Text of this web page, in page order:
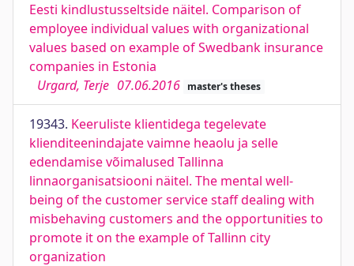
Eesti kindlustusseltside näitel. Comparison of
employee individual values with organizational
values based on example of Swedbank insurance
companies in Estonia
Urgard, Terje 07.06.2016 master's theses
19343. Keeruliste klientidega tegelevate
klienditeenindajate vaimne heaolu ja selle
edendamise võimalused Tallinna
linnaorganisatsiooni näitel. The mental well-
being of the customer service staff dealing with
misbehaving customers and the opportunities to
promote it on the example of Tallinn city
organization